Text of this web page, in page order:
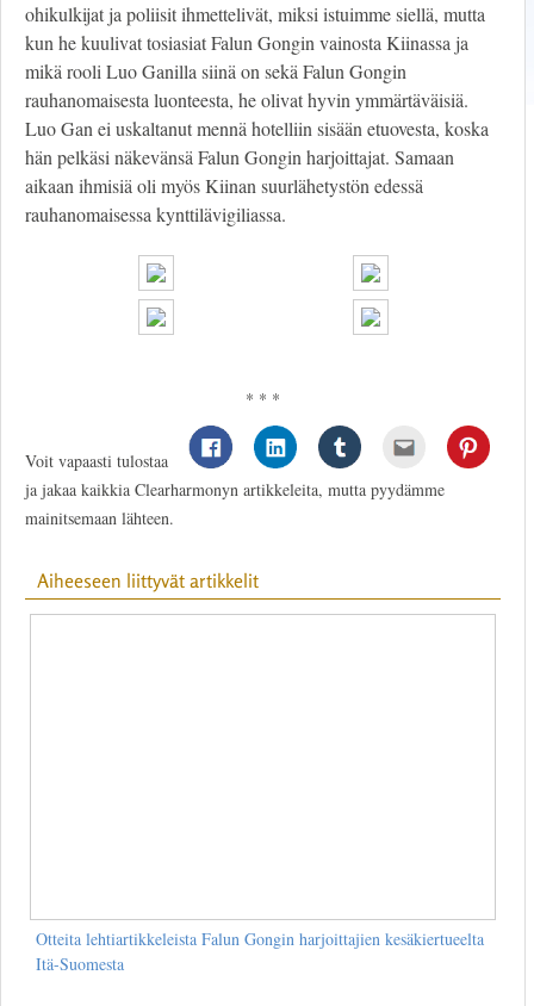
ohikulkijat ja poliisit ihmettelivät, miksi istuimme siellä, mutta
kun he kuulivat tosiasiat Falun Gongin vainosta Kiinassa ja
mikä rooli Luo Ganilla siinä on sekä Falun Gongin
rauhanomaisesta luonteesta, he olivat hyvin ymmärtäväisiä.
Luo Gan ei uskaltanut mennä hotelliin sisään etuovesta, koska
hän pelkäsi näkevänsä Falun Gongin harjoittajat. Samaan
aikaan ihmisiä oli myös Kiinan suurlähetystön edessä
rauhanomaisessa kynttilävigiliassa.
* * *
Voit vapaasti tulostaa
ja jakaa kaikkia Clearharmonyn artikkeleita, mutta pyydämme
mainitsemaan lähteen.
Aiheeseen liittyvät artikkelit
Otteita lehtiartikkeleista Falun Gongin harjoittajien kesäkiertueelta
Itä-Suomesta